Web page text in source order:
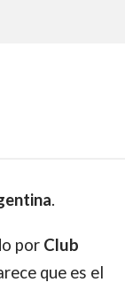
.
por Club
que es el